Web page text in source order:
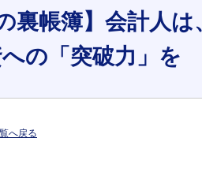
裏帳簿】会計人
の「突破力」を
へ戻る